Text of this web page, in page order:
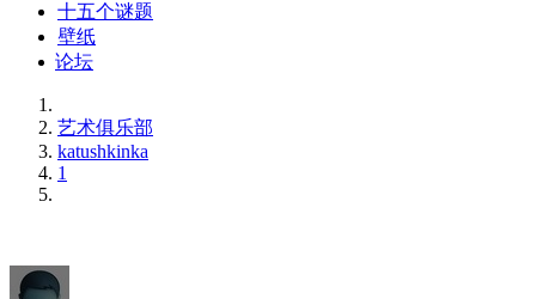
十五个谜题
壁纸
论坛
艺术俱乐部
katushkinka
1